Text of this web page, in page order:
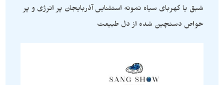
شبق یا کهربای سیاه نمونه استثنایی آذربایجان پر انرژی و پر
خواص دستچین شده از دل طبیعت